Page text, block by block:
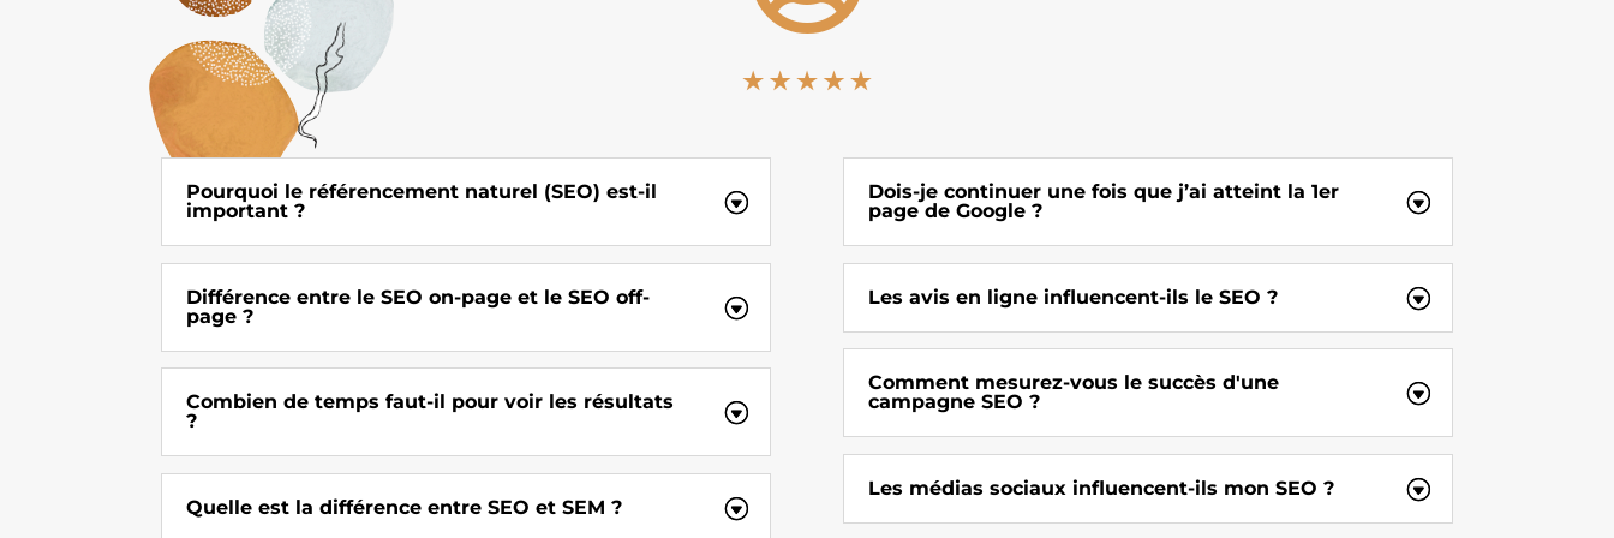
Pourquoi le référencement naturel (SEO) est-il
important ?
Différence entre le SEO on-page et le SEO off-
page ?
Combien de temps faut-il pour voir les résultats
?
Quelle est la différence entre SEO et SEM ?
Dois-je continuer une fois que j’ai atteint la 1er
page de Google ?
Les avis en ligne influencent-ils le SEO ?
Comment mesurez-vous le succès d'une
campagne SEO ?
Les médias sociaux influencent-ils mon SEO ?